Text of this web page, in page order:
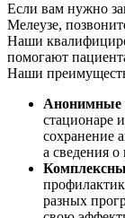
Если вам нужно
Мелеузе,
Наши
помогают
Наши
Анонимные
стационаре
сохранение
а сведения
разных